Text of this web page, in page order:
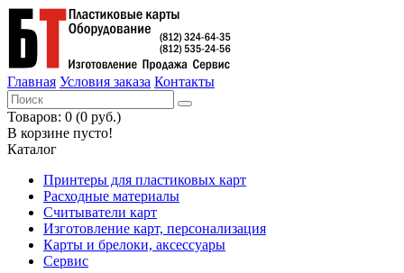
Главная Условия заказа Контакты
Товаров: 0 (0 руб.)
В корзине пусто!
Каталог
Принтеры для пластиковых карт
Расходные материалы
Считыватели карт
Изготовление карт, персонализация
Карты и брелоки, аксессуары
Сервис